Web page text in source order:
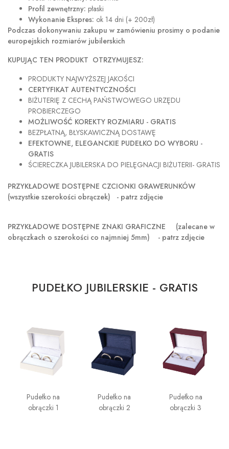
Profil zewnętrzny: płaski
Wykonanie Ekspres: ok 14 dni (+ 200zł)
Podczas dokonywaniu zakupu w zamówieniu prosimy o podanie
europejskich rozmiarów jubilerskich
KUPUJĄC TEN PRODUKT OTRZYMUJESZ:
PRODUKTY NAJWYŻSZEJ JAKOŚCI
CERTYFIKAT AUTENTYCZNOŚCI
BIŻUTERIĘ Z CECHĄ PAŃSTWOWEGO URZĘDU
PROBIERCZEGO
MOŻLIWOŚĆ KOREKTY ROZMIARU - GRATIS
BEZPŁATNĄ, BŁYSKAWICZNĄ DOSTAWĘ
EFEKTOWNE, ELEGANCKIE PUDEŁKO DO WYBORU -
GRATIS
ŚCIERECZKA JUBILERSKA DO PIELĘGNACJI BIŻUTERII- GRATIS
PRZYKŁADOWE DOSTĘPNE CZCIONKI GRAWERUNKÓW
(wszystkie szerokości obrączek) - patrz zdjęcie
PRZYKŁADOWE DOSTĘPNE ZNAKI GRAFICZNE (zalecane w
obrączkach o szerokości co najmniej 5mm) - patrz zdjęcie
PUDEŁKO JUBILERSKIE - GRATIS
Pudełko na
obrączki 1
Pudełko na
obrączki 2
Pudełko na
obrączki 3